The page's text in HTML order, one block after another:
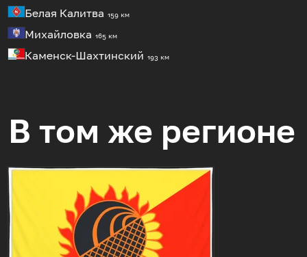
Белая Калитва 159 км
Михайловка 165 км
Каменск-Шахтинский 193 км
В том же регионе